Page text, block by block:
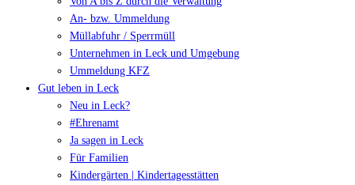
An- bzw. Ummeldung
Müllabfuhr / Sperrmüll
Unternehmen in Leck und Umgebung
Ummeldung KFZ
Gut leben in Leck
Neu in Leck?
#Ehrenamt
Ja sagen in Leck
Für Familien
Kindergärten | Kindertagesstätten